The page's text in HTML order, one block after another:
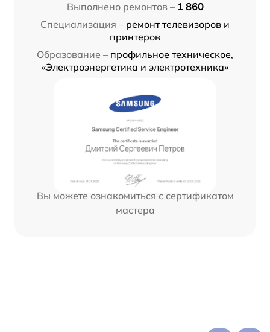
Выполнено ремонтов – 1 860
Специализация – ремонт телевизоров и
принтеров
Образование – профильное техническое,
«Электроэнергетика и электротехника»
Вы можете ознакомиться с сертификатом
мастера